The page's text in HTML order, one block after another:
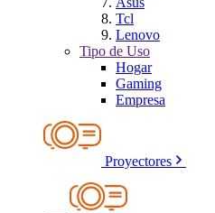
Tcl
Lenovo
Tipo de Uso
Hogar
Gaming
Empresa
Proyectores